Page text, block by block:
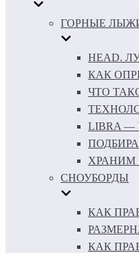
ГОРНЫЕ
HEAD.
КАК
ЧТО
LIBRA
ХРАНИМ
СНОУБОРДЫ
КАК
КАК